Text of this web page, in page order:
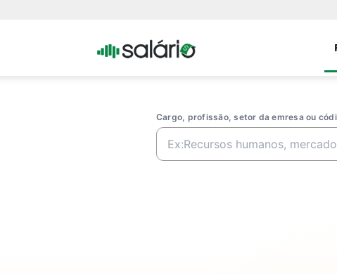
Portal
Cargo, profissão, setor da emresa ou